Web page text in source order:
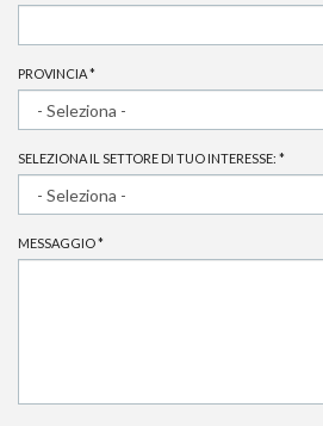
PROVINCIA*
SELEZIONA IL SETTORE DI TUO INTERESSE: *
MESSAGGIO*